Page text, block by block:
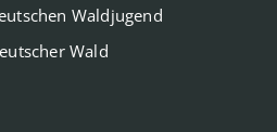
Waldjugend
Wald